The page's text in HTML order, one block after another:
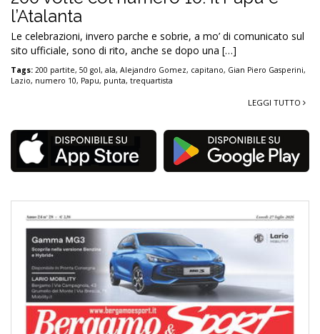
l’Atalanta
Le celebrazioni, invero parche e sobrie, a mo’ di comunicato sul
sito ufficiale, sono di rito, anche se dopo una […]
Tags: 200 partite, 50 gol, ala, Alejandro Gomez, capitano, Gian Piero Gasperini,
Lazio, numero 10, Papu, punta, trequartista
LEGGI TUTTO